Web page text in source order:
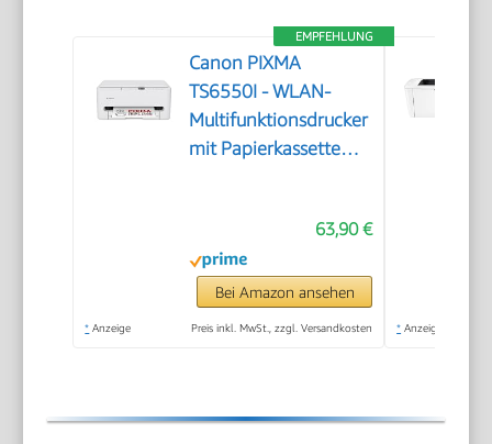
EMPFEHLUNG
Canon PIXMA
TS6550I - WLAN-
Multifunktionsdrucker
mit Papierkassette
vom Smartphone
leicht gemacht PIXMA
Print Plan kompatibel
63,90 €
Bei Amazon ansehen
* Anzeige Preis inkl. MwSt., zzgl. Versandkosten * Anzeige